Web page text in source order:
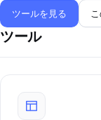
ツールを見る
ツール